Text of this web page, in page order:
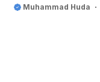
Muhammad Huda